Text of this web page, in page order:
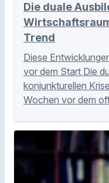
Die duale
Trend
Diese
vor dem Start Die
konjunkturellen
Wochen vor dem